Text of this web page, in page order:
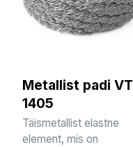
Metallist padi VT
1405
Täismetallist elastne
element, mis on